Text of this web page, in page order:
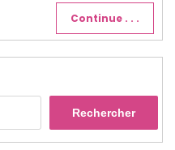
Continue . . .
Rechercher